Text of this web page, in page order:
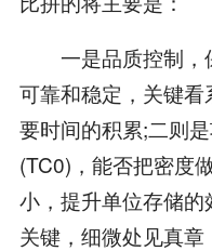
一是品质控制，
可靠和稳定，关键
要时间的积累;二则
(TC0)，能否把密度
小，提升单位存储
关键，细微处见真章